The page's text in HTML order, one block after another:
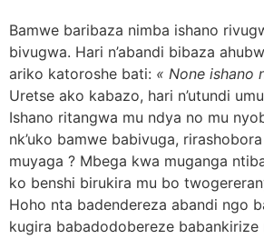
Bamwe baribaza nimba ishano
bivugwa. Hari n’abandi bibaza
ariko katoroshe bati: « None ishano
Uretse ako kabazo, hari n’utundi
Ishano ritangwa mu ndya no mu
nk’uko bamwe babivuga,
muyaga ? Mbega kwa muganga
ko benshi birukira mu bo
Hoho nta badendereza abandi ngo
kugira babadodobereze babankirize